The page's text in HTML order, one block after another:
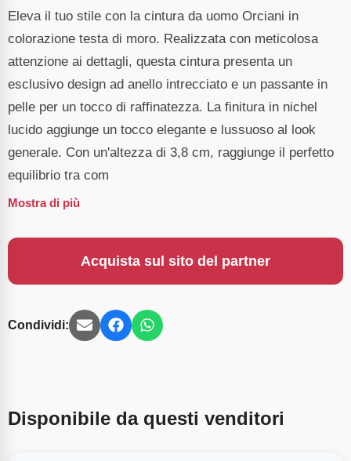
Eleva il tuo stile con la cintura da uomo Orciani in
colorazione testa di moro. Realizzata con meticolosa
attenzione ai dettagli, questa cintura presenta un
esclusivo design ad anello intrecciato e un passante in
pelle per un tocco di raffinatezza. La finitura in nichel
lucido aggiunge un tocco elegante e lussuoso al look
generale. Con un'altezza di 3,8 cm, raggiunge il perfetto
equilibrio tra com
Mostra di più
Acquista sul sito del partner
Condividi:
Disponibile da questi venditori